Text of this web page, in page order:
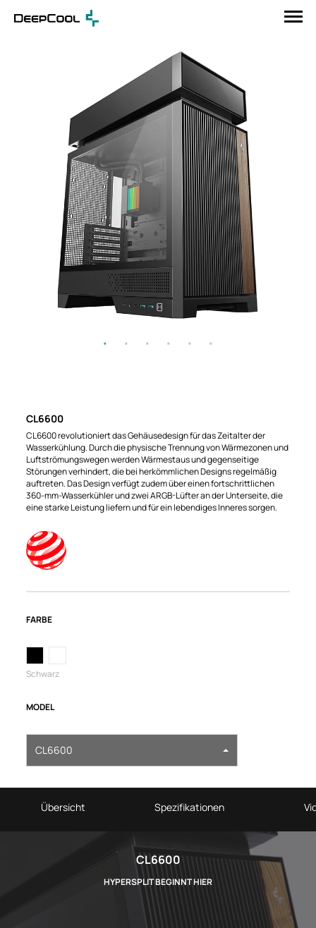
CL6600
CL6600 revolutioniert das Gehäusedesign für das Zeitalter der
Wasserkühlung. Durch die physische Trennung von Wärmezonen und
Luftströmungswegen werden Wärmestaus und gegenseitige
Störungen verhindert, die bei herkömmlichen Designs regelmäßig
auftreten. Das Design verfügt zudem über einen fortschrittlichen
360-mm-Wasserkühler und zwei ARGB-Lüfter an der Unterseite, die
eine starke Leistung liefern und für ein lebendiges Inneres sorgen.
FARBE
Schwarz
MODEL
CL6600
Übersicht Spezifikationen
CL6600
HYPERSPLIT BEGINNT HIER